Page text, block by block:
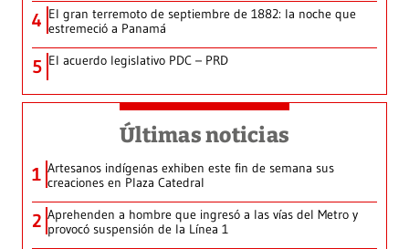
4 El gran terremoto de septiembre de 1882: la noche que
estremeció a Panamá
5 El acuerdo legislativo PDC – PRD
Últimas noticias
1 Artesanos indígenas exhiben este fin de semana sus
creaciones en Plaza Catedral
2 Aprehenden a hombre que ingresó a las vías del Metro y
provocó suspensión de la Línea 1